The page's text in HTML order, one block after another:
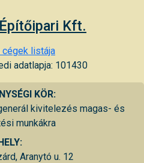
Kft.
listája
adatlapja: 101430
KÖR:
kivitelezés magas- és
munkákra
Aranytó u. 12